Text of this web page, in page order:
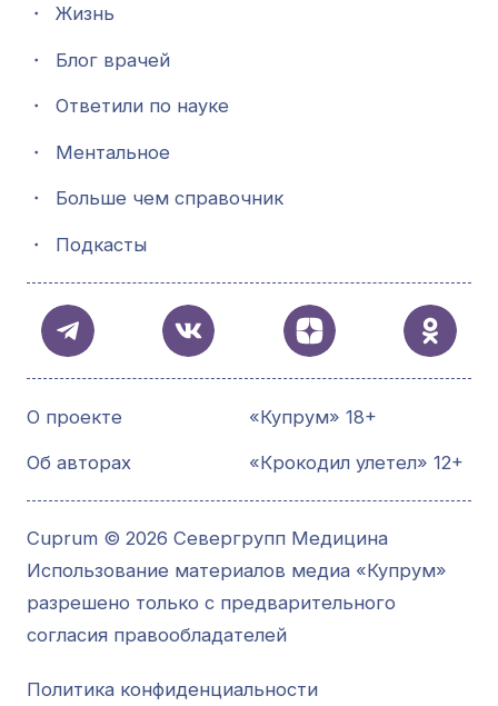
・ Жизнь
・ Блог врачей
・ Ответили по науке
・ Ментальное
・ Больше чем справочник
・ Подкасты
О проекте
Об авторах
«Купрум» 18+
«Крокодил улетел» 12+
Cuprum © 2026 Севергрупп Медицина
Использование материалов медиа «Купрум»
разрешено только с предварительного
согласия правообладателей
Политика конфиденциальности